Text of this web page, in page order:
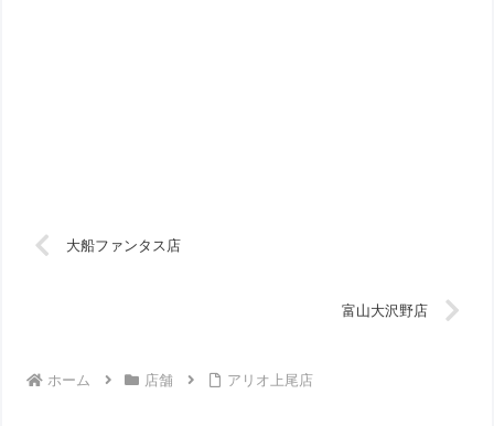
大船ファンタス店
富山大沢野店
ホーム 店舗 アリオ上尾店